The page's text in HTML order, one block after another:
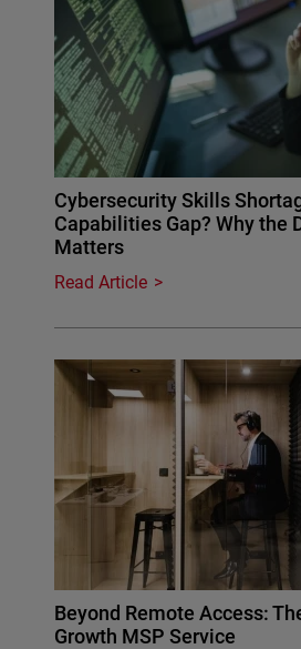
Cybersecurity Skills
Capabilities Gap? Why the
Matters
Read Article
Beyond Remote Access:
Growth MSP Service